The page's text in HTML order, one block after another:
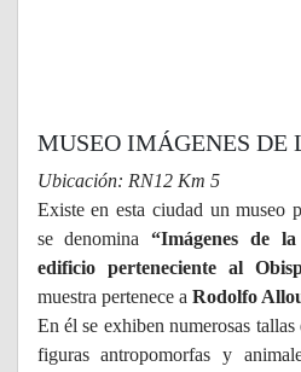
MUSEO IMÁGENES DE
Ubicación: RN12 Km 5
Existe en esta ciudad un museo
se denomina “Imágenes de la
edificio perteneciente al
muestra pertenece a Rodolfo
En él se exhiben numerosas tallas
figuras antropomorfas y